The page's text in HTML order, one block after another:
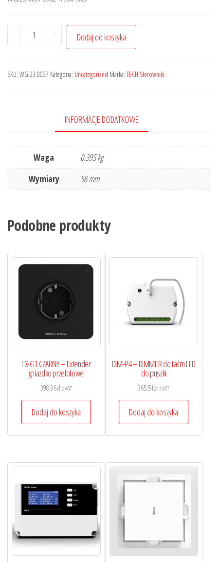
- + Dodaj do koszyka
SKU: WG.23.0037 Kategoria: Uncategorized Marka: TECH Sterowniki
INFORMACJE DODATKOWE
Waga
0,395 kg
Wymiary
58 mm
Podobne produkty
EX-G1 CZARNY – Extender
gniazdko przelotowe
398,96zł z VAT
Dodaj do koszyka
DIM-P4 – DIMMER do taśm LED
do puszki
365,51zł z VAT
Dodaj do koszyka